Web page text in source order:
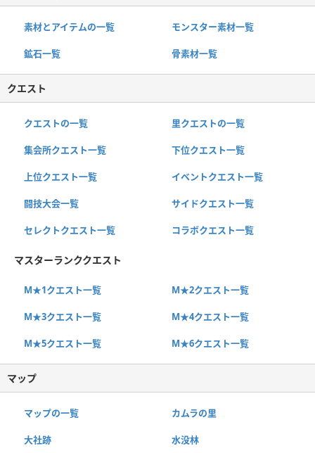
素材とアイテムの一覧 モンスター素材一覧
鉱石一覧 骨素材一覧
クエスト
クエストの一覧 里クエストの一覧
集会所クエスト一覧 下位クエスト一覧
上位クエスト一覧 イベントクエスト一覧
闘技大会一覧 サイドクエスト一覧
セレクトクエスト一覧 コラボクエスト一覧
マスターランククエスト
M★1クエスト一覧 M★2クエスト一覧
M★3クエスト一覧 M★4クエスト一覧
M★5クエスト一覧 M★6クエスト一覧
マップ
マップの一覧 カムラの里
大社跡 水没林